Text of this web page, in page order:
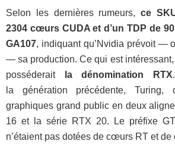
Selon les dernières rumeurs, ce
2304 cœurs CUDA et d’un TDP de
GA107, indiquant qu’Nvidia prévoit —
— sa production. Ce qui est intéressant,
posséderaitla dénomination RTX
la génération précédente, Turing,
graphiques grand public en deux
16 et la série RTX 20. Le préfixe
n’étaient pas dotées de cœurs RT et